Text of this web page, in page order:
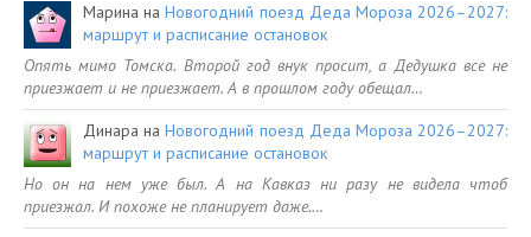
Марина наНовогодний поезд Деда Мороза 2026–2027:
маршрут и расписание остановок
Опять мимо Томска. Второй год внук просит, а Дедушка все не
приезжает и не приезжает. А в прошлом году обещал…
Динара наНовогодний поезд Деда Мороза 2026–2027:
маршрут и расписание остановок
Но он на нем уже был. А на Кавказ ни разу не видела чтоб
приезжал. И похоже не планирует даже.…